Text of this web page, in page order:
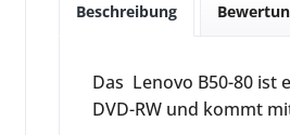
Beschreibung
Das Lenovo B50-80 ist
DVD-RW und kommt